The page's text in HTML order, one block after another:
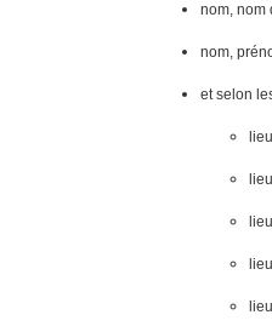
nom, nom
nom,
et selon